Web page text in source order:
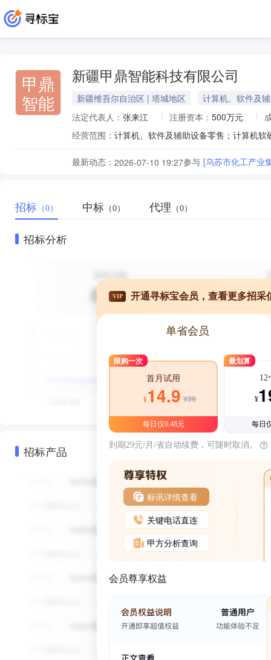
甲鼎
智能
新疆甲鼎智能科技有限公司
新疆维吾尔自治区 | 塔城地区
计算机、软件及
法定代表人： 张来江 注册资本： 500万元
经营范围：
最新动态： 2026-07-10 19:27参与 [乌苏市化工产业
招标 （0） 中标 （0） 代理 （0）
招标分析
招标产品
VIP 开通寻标宝会员，查看更多招采
单省会员
限购一次
首月试用
¥14.9 ¥39
每日仅0.48元
最划算
12
¥
每日
到期29元/月/省自动续费，可随时取消。
标讯详情查看
关键电话直连
甲方分析查询
会员尊享权益